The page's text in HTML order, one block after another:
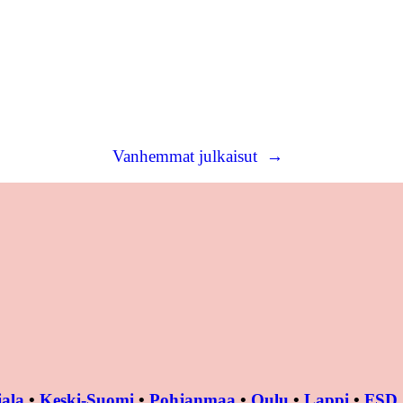
Vanhemmat julkaisut →